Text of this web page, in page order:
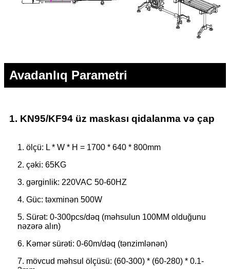
Avadanlıq Parametri
1. KN95/KF94 üz maskası qidalanma və çap
1. ölçü: L * W * H = 1700 * 640 * 800mm
2. çəki: 65KG
3. gərginlik: 220VAC 50-60HZ
4. Güc: təxminən 500W
5. Sürət: 0-300pcs/dəq (məhsulun 100MM olduğunu
nəzərə alın)
6. Kəmər sürəti: 0-60m/dəq (tənzimlənən)
7. mövcud məhsul ölçüsü: (60-300) * (60-280) * 0.1-